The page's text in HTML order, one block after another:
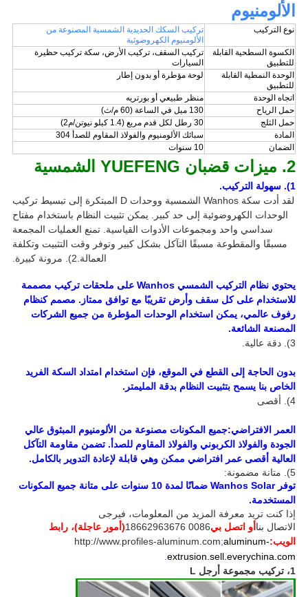
الألومنيوم
نوع التركيب
تركيب السكك الحديدية الشمسية المصنوعة من
الألومنيوم الكهروضوئية
الكسوة السطحية القابلة
للتطبيق
تركيب السقف، تركيب الأرض، سكة تركيب حظيرة
السيارات
الوحدة النمطية القابلة
للتطبيق
لوحة مؤطرة أو بدون إطار
اتجاه الوحدة
منظر طبيعي أو بورتريه
حمل الرياح
130 ميل في الساعة (60 م/ث)
حمل الثلج
30 رطل لكل قدم مربع (1.4 كيلو نيوتن/م2)
المادة
سبائك الألومنيوم والفولاذ المقاوم للصدأ 304
الضمان
10 سنوات
2. ميزات قضبان YUEFENG الشمسية
1). سهولة التركيب.
لقد أدت سكة Wanhos الشمسية ووحدات D المبتكرة إلى تبسيط تركيب
الوحدات الكهروضوئية إلى حد كبير. يمكن تثبيت النظام باستخدام مفتاح
سداسي واحد ومجموعات الأدوات القياسية. تمنع العمليات المجمعة
مسبقًا والمقطوعة مسبقًا التآكل بشكل كبير وتوفر وقت التثبيت وتكلفة
العمالة.2). مرونة كبيرة.
يحتوي نظام التركيب الشمسي Wanhos على ملحقات تركيب مصممة
للاستخدام على كل سقف وأرض تقريبًا مع توافق ممتاز. مصمم كنظام
رفوف عالمي، يمكن استخدام الوحدات المؤطرة من جميع الشركات
المصنعة الشائعة.
3). دقة عالية.
بدون الحاجة إلى القطع في الموقع، فإن استخدام امتداد السكة الفريد
الخاص بنا يسمح بتثبيت النظام بدقة المليمتر.
4). أقصى
العمر الافتراضي:جميع المكونات مصنوعة من الألومنيوم المبثوق عالي
الجودة والفولاذ الكربوني والفولاذ المقاوم للصدأ. تضمن مقاومة التآكل
العالية أقصى عمر افتراضي ممكن وهي قابلة لإعادة التدوير بالكامل.
5). متانة مضمونة:
توفر Wanhos Solar ضمانًا لمدة 10 سنوات على متانة جميع المكونات
المستخدمة.
إذا كنت تريد معرفة المزيد من المعلومات، فيرجى
الاتصال بنا أو اتصل بي0086 18662963676
(أمور عاجلة)، رابط
الويب:
http://www.profiles-aluminum.com;aluminum-
extrusion.sell.everychina.com
.
1، تركيب مجموعة أرجل L